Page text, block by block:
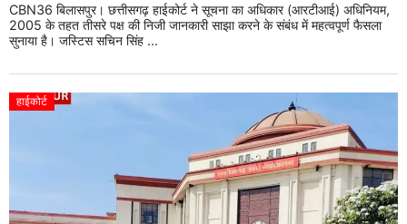
CBN36 बिलासपुर। छत्तीसगढ़ हाईकोर्ट ने सूचना का अधिकार (आरटीआई) अधिनियम,
2005 के तहत तीसरे पक्ष की निजी जानकारी साझा करने के संबंध में महत्वपूर्ण फैसला
सुनाया है। जस्टिस सचिन सिंह ...
हाईकोर्ट